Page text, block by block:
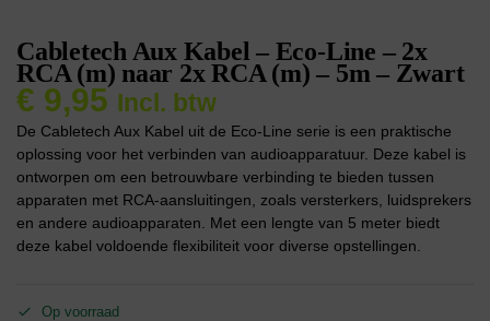
Cabletech Aux Kabel – Eco-Line – 2x
RCA (m) naar 2x RCA (m) – 5m – Zwart
€ 9,95 Incl. btw
De Cabletech Aux Kabel uit de Eco-Line serie is een praktische
oplossing voor het verbinden van audioapparatuur. Deze kabel is
ontworpen om een betrouwbare verbinding te bieden tussen
apparaten met RCA-aansluitingen, zoals versterkers, luidsprekers
en andere audioapparaten. Met een lengte van 5 meter biedt
deze kabel voldoende flexibiliteit voor diverse opstellingen.
Op voorraad